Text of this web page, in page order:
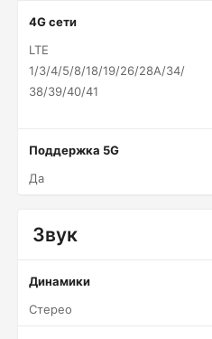
4G сети
LTE
1/3/4/5/8/18/19/26/28A/34/
38/39/40/41
Поддержка 5G
Да
Звук
Динамики
Стерео